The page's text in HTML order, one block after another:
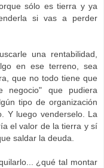
sólo es tierra y ya
si vas a perder
una rentabilidad,
en ese terreno, sea
que no todo tiene que
negocio" que pudiera
tipo de organización
Y luego venderselo. La
el valor de la tierra y sí
saldar la deuda.
¿qué tal montar